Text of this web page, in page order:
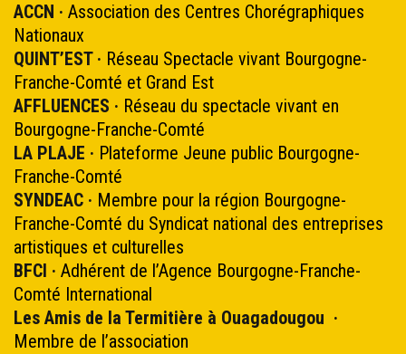
ACCN · Association des Centres Chorégraphiques
Nationaux
QUINT’EST · Réseau Spectacle vivant Bourgogne-
Franche-Comté et Grand Est
AFFLUENCES · Réseau du spectacle vivant en
Bourgogne-Franche-Comté
LA PLAJE · Plateforme Jeune public Bourgogne-
Franche-Comté
SYNDEAC · Membre pour la région Bourgogne-
Franche-Comté du Syndicat national des entreprises
artistiques et culturelles
BFCI · Adhérent de l’Agence Bourgogne-Franche-
Comté International
Les Amis de la Termitière à Ouagadougou ·
Membre de l’association